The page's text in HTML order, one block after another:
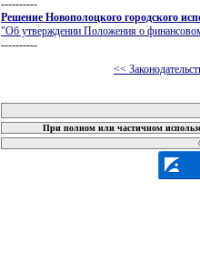
----------
Решение Новополоцкого городского
"Об утверждении Положения о
----------
<<
При полном или частичном